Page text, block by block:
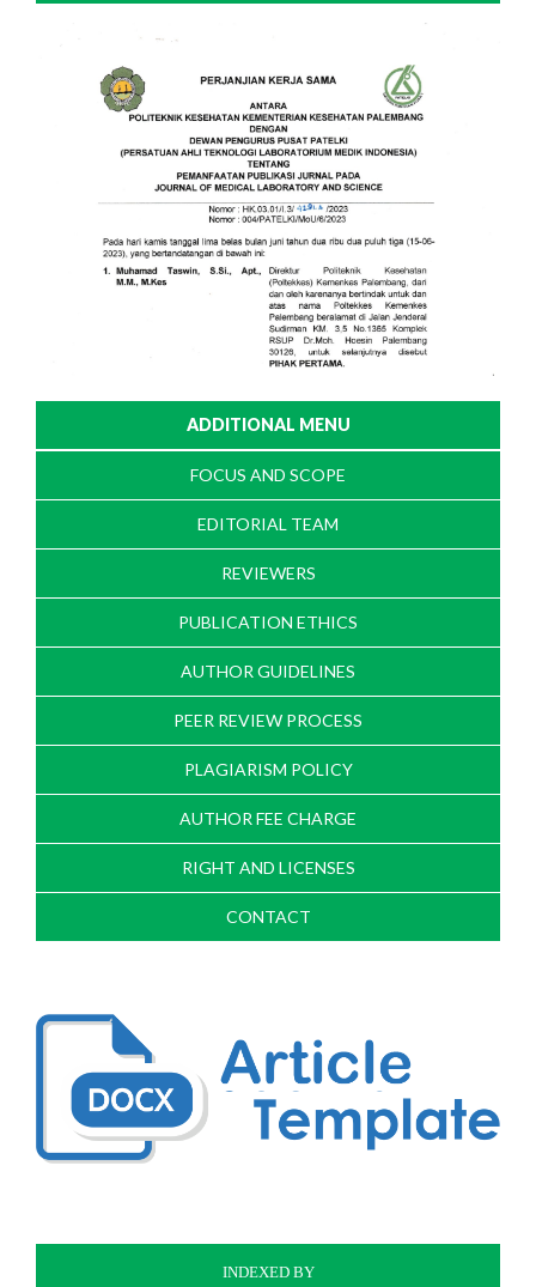
ADDITIONAL MENU
FOCUS AND SCOPE
EDITORIAL TEAM
REVIEWERS
PUBLICATION ETHICS
AUTHOR GUIDELINES
PEER REVIEW PROCESS
PLAGIARISM POLICY
AUTHOR FEE CHARGE
RIGHT AND LICENSES
CONTACT
INDEXED BY